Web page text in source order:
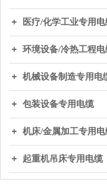
医疗/化学工业专用电
环境设备/冷热工程电
机械设备制造专用电
包装设备专用电缆
机床/金属加工专用电
起重机吊床专用电缆